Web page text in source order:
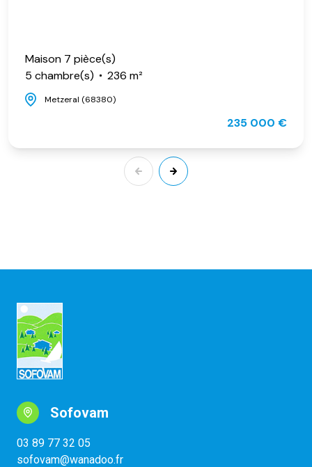
Maison 7 pièce(s)
5 chambre(s)
236 m²
Metzeral (68380)
235 000 €
Sofovam
03 89 77 32 05
sofovam@wanadoo.fr